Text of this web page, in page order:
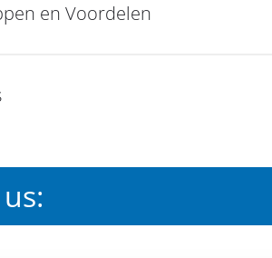
en Voordelen